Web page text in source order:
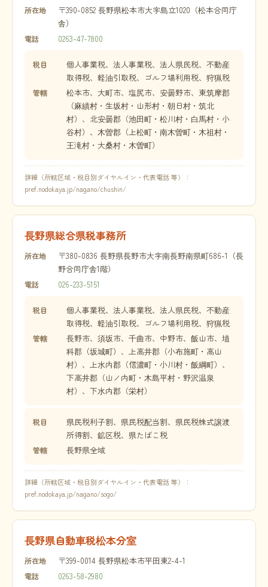
所在地
〒390-0852 長野県松本市大字島立1020（松本合同庁
舎）
電話 0263-47-7800
税目
個人事業税、法人事業税、法人県民税、不動産
取得税、軽油引取税、ゴルフ場利用税、狩猟税
管轄
松本市、大町市、塩尻市、安曇野市、東筑摩郡
（麻績村・生坂村・山形村・朝日村・筑北
村）、北安曇郡（池田町・松川村・白馬村・小
谷村）、木曽郡（上松町・南木曽町・木祖村・
王滝村・大桑村・木曽町）
詳細（所轄区域・税目別ダイヤルイン・代表電話 等）：
pref.nodokaya.jp/nagano/chushin/
長野県総合県税事務所
所在地
〒380-0836 長野県長野市大字南長野南県町686-1（長
野合同庁舎1階）
電話 026-233-5151
税目
個人事業税、法人事業税、法人県民税、不動産
取得税、軽油引取税、ゴルフ場利用税、狩猟税
管轄
長野市、須坂市、千曲市、中野市、飯山市、埴
科郡（坂城町）、上高井郡（小布施町・高山
村）、上水内郡（信濃町・小川村・飯綱町）、
下高井郡（山ノ内町・木島平村・野沢温泉
村）、下水内郡（栄村）
税目
県民税利子割、県民税配当割、県民税株式譲渡
所得割、鉱区税、県たばこ税
管轄 長野県全域
詳細（所轄区域・税目別ダイヤルイン・代表電話 等）：
pref.nodokaya.jp/nagano/sogo/
長野県自動車税松本分室
所在地 〒399-0014 長野県松本市平田東2-4-1
電話 0263-58-2980